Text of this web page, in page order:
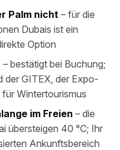
Palm nicht – für die
Dubais ist ein
Option
– bestätigt bei Buchung;
der GITEX, der Expo-
Wintertourismus
im Freien – die
übersteigen 40 °C; Ihr
Ankunftsbereich